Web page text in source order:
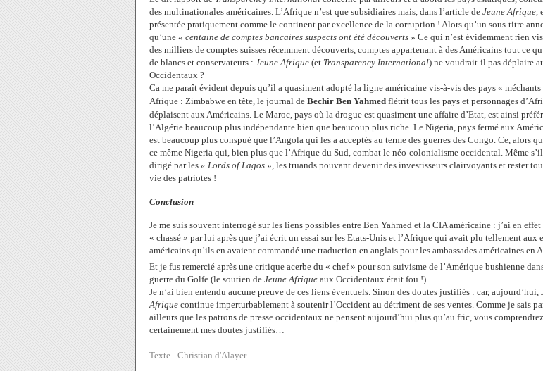
des multinationales américaines. L’Afrique n’est que subsidiaires mais, dans l’article de Jeune Afrique,
présentée pratiquement comme le continent par excellence de la corruption ! Alors qu’un sous-titre
qu’une « centaine de comptes bancaires suspects ont été découverts » Ce qui n’est évidemment rien
des milliers de comptes suisses récemment découverts, comptes appartenant à des Américains tout ce
de blancs et conservateurs : Jeune Afrique (et Transparency International) ne voudrait-il pas déplaire
Occidentaux ?
Ca me paraît évident depuis qu’il a quasiment adopté la ligne américaine vis-à-vis des pays « méchants
Afrique : Zimbabwe en tête, le journal de Bechir Ben Yahmed flétrit tous les pays et personnages
déplaisent aux Américains. Le Maroc, pays où la drogue est quasiment une affaire d’Etat, est ainsi
l’Algérie beaucoup plus indépendante bien que beaucoup plus riche. Le Nigeria, pays fermé aux
est beaucoup plus conspué que l’Angola qui les a acceptés au terme des guerres des Congo. Ce, alors
ce même Nigeria qui, bien plus que l’Afrique du Sud, combat le néo-colonialisme occidental. Même
dirigé par les « Lords of Lagos », les truands pouvant devenir des investisseurs clairvoyants et rester
vie des patriotes !
Conclusion
Je me suis souvent interrogé sur les liens possibles entre Ben Yahmed et la CIA américaine : j’ai en effet
« chassé » par lui après que j’ai écrit un essai sur les Etats-Unis et l’Afrique qui avait plu tellement aux
américains qu’ils en avaient commandé une traduction en anglais pour les ambassades américaines en
Et je fus remercié après une critique acerbe du « chef » pour son suivisme de l’Amérique bushienne
guerre du Golfe (le soutien de Jeune Afrique aux Occidentaux était fou !)
Je n’ai bien entendu aucune preuve de ces liens éventuels. Sinon des doutes justifiés : car, aujourd’hui,
Afrique continue imperturbablement à soutenir l’Occident au détriment de ses ventes. Comme je sais
ailleurs que les patrons de presse occidentaux ne pensent aujourd’hui plus qu’au fric, vous
certainement mes doutes justifiés…
Texte - Christian d'Alayer